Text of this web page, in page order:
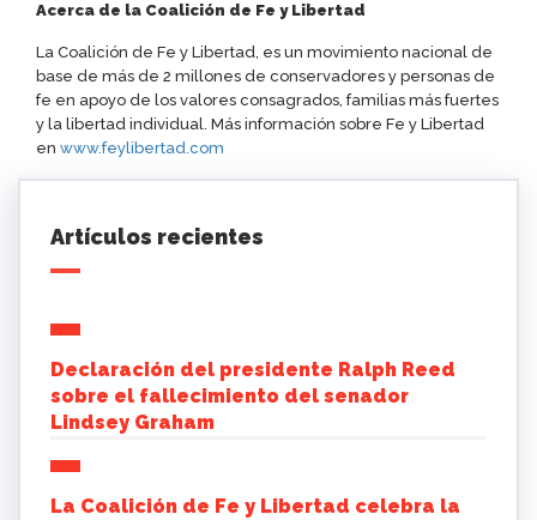
Acerca de la Coalición de Fe y Libertad
La Coalición de Fe y Libertad, es un movimiento nacional de
base de más de 2 millones de conservadores y personas de
fe en apoyo de los valores consagrados, familias más fuertes
y la libertad individual. Más información sobre Fe y Libertad
en www.feylibertad.com
Artículos recientes
Declaración del presidente Ralph Reed
sobre el fallecimiento del senador
Lindsey Graham
La Coalición de Fe y Libertad celebra la